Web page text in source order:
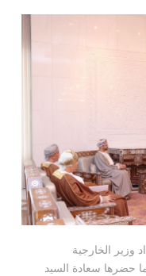
وزير الخارجية
حضرها سعادة السيد